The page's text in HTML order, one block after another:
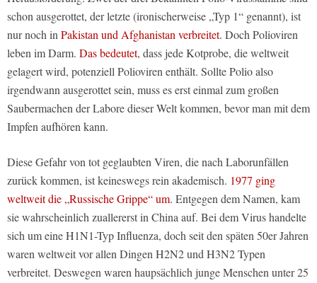
schon ausgerottet, der letzte (ironischerweise „Typ 1“ genannt), ist
nur noch inPakistan und Afghanistan verbreitet. Doch Polioviren
leben im Darm. Das bedeutet, dass jede Kotprobe, die weltweit
gelagert wird, potenziell Polioviren enthält. Sollte Polio also
irgendwann ausgerottet sein, muss es erst einmal zum großen
Saubermachen der Labore dieser Welt kommen, bevor man mit dem
Impfen aufhören kann.
Diese Gefahr von tot geglaubten Viren, die nach Laborunfällen
zurück kommen, ist keineswegs rein akademisch. 1977 ging
weltweit die „Russische Grippe“ um. Entgegen dem Namen, kam
sie wahrscheinlich zuallererst in China auf. Bei dem Virus handelte
sich um eine H1N1-Typ Influenza, doch seit den späten 50er Jahren
waren weltweit vor allen Dingen H2N2 und H3N2 Typen
verbreitet. Deswegen waren haupsächlich junge Menschen unter 25